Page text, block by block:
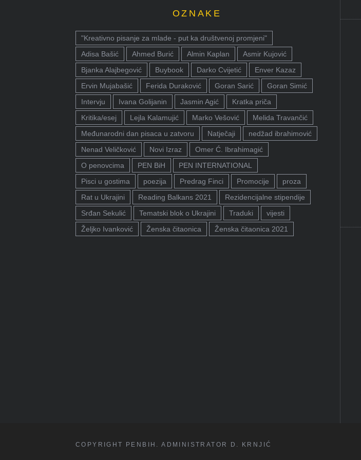
OZNAKE
"Kreativno pisanje za mlade - put ka društvenoj promjeni"
Adisa Bašić
Ahmed Burić Almin Kaplan
Asmir Kujović
Bjanka Alajbegović
Buybook Darko Cvijetić
Enver Kazaz
Ervin Mujabašić
Ferida Duraković Goran Sarić
Goran Simić
Intervju
Ivana Golijanin Jasmin Agić
Kratka priča
Kritika/esej
Lejla Kalamujić Marko Vešović
Melida Travančić
Međunarodni dan pisaca u zatvoru
Natječaji
nedžad ibrahimović
Nenad Veličković
Novi Izraz
Omer Ć. Ibrahimagić
O penovcima
PEN BiH
PEN INTERNATIONAL
Pisci u gostima
poezija Predrag Finci Promocije
proza
Rat u Ukrajini
Reading Balkans 2021
Rezidencijalne stipendije
Srđan Sekulić
Tematski blok o Ukrajini Traduki
vijesti
Željko Ivanković
Ženska čitaonica Ženska čitaonica 2021
COPYRIGHT PENBIH. ADMINISTRATOR D. KRNJIĆ